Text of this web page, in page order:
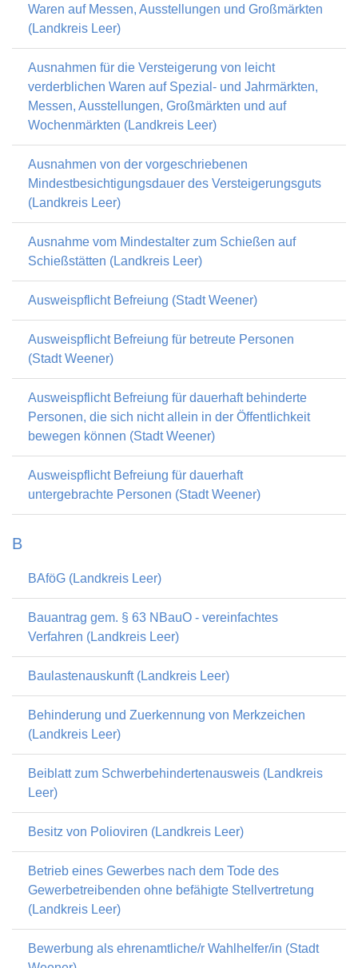
Waren auf Messen, Ausstellungen und Großmärkten
(Landkreis Leer)
Ausnahmen für die Versteigerung von leicht
verderblichen Waren auf Spezial- und Jahrmärkten,
Messen, Ausstellungen, Großmärkten und auf
Wochenmärkten (Landkreis Leer)
Ausnahmen von der vorgeschriebenen
Mindestbesichtigungsdauer des Versteigerungsguts
(Landkreis Leer)
Ausnahme vom Mindestalter zum Schießen auf
Schießstätten (Landkreis Leer)
Ausweispflicht Befreiung (Stadt Weener)
Ausweispflicht Befreiung für betreute Personen
(Stadt Weener)
Ausweispflicht Befreiung für dauerhaft behinderte
Personen, die sich nicht allein in der Öffentlichkeit
bewegen können (Stadt Weener)
Ausweispflicht Befreiung für dauerhaft
untergebrachte Personen (Stadt Weener)
B
BAföG (Landkreis Leer)
Bauantrag gem. § 63 NBauO - vereinfachtes
Verfahren (Landkreis Leer)
Baulastenauskunft (Landkreis Leer)
Behinderung und Zuerkennung von Merkzeichen
(Landkreis Leer)
Beiblatt zum Schwerbehindertenausweis (Landkreis
Leer)
Besitz von Polioviren (Landkreis Leer)
Betrieb eines Gewerbes nach dem Tode des
Gewerbetreibenden ohne befähigte Stellvertretung
(Landkreis Leer)
Bewerbung als ehrenamtliche/r Wahlhelfer/in (Stadt